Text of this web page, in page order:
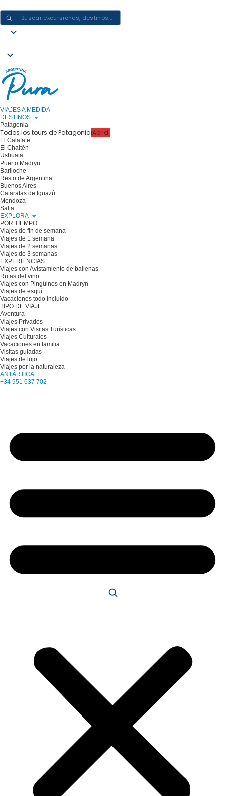
VIAJES A MEDIDA
DESTINOS
Patagonia
Todos los tours de Patagonia¡Abrid!
El Calafate
El Chaltén
Ushuaia
Puerto Madryn
Bariloche
Resto de Argentina
Buenos Aires
Cataratas de Iguazú
Mendoza
Salta
EXPLORA
POR TIEMPO
Viajes de fin de semana
Viajes de 1 semana
Viajes de 2 semanas
Viajes de 3 semanas
EXPERIENCIAS
Viajes con Avistamiento de ballenas
Rutas del vino
Viajes con Pingüinos en Madryn
Viajes de esquí
Vacaciones todo incluido
TIPO DE VIAJE
Aventura
Viajes Privados
Viajes con Visitas Turísticas
Viajes Culturales
Vacaciones en familia
Visitas guiadas
Viajes de lujo
Viajes por la naturaleza
ANTÁRTICA
+34 951 637 702